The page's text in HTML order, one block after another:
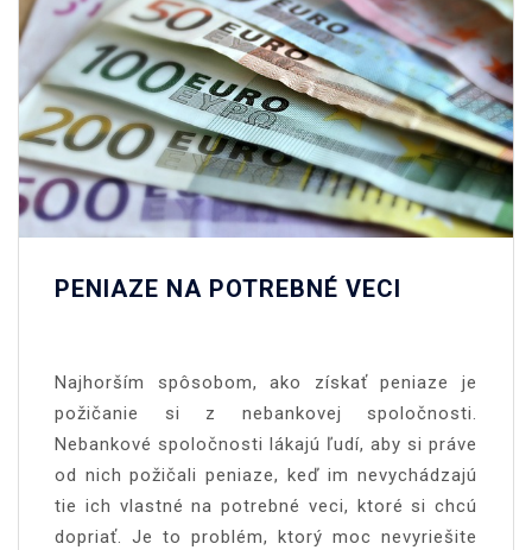
PENIAZE NA POTREBNÉ VECI
Najhorším spôsobom, ako získať peniaze je
požičanie si z nebankovej spoločnosti.
Nebankové spoločnosti lákajú ľudí, aby si práve
od nich požičali peniaze, keď im nevychádzajú
tie ich vlastné na potrebné veci, ktoré si chcú
dopriať. Je to problém, ktorý moc nevyriešite